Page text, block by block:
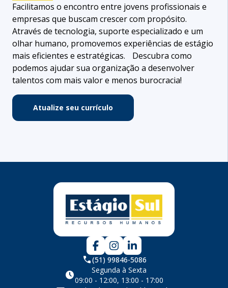
Facilitamos o encontro entre jovens profissionais e
empresas que buscam crescer com propósito.
Através de tecnologia, suporte especializado e um
olhar humano, promovemos experiências de estágio
mais eficientes e estratégicas. Descubra como
podemos ajudar sua organização a desenvolver
talentos com mais valor e menos burocracia!
Atualize seu currículo
(51) 99846-5086
phone
Segunda à Sexta
09:00 - 12:00, 13:00 - 17:00
schedule